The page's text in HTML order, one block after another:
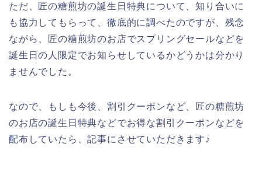
ただ、匠の糖煎坊の誕生日特典について、知り合いに
も協力してもらって、徹底的に調べたのですが、残念
ながら、匠の糖煎坊のお店でスプリングセールなどを
誕生日の人限定でお知らせしているかどうかは分かり
ませんでした。
なので、もしも今後、割引クーポンなど、匠の糖煎坊
のお店の誕生日特典などでお得な割引クーポンなどを
配布していたら、記事にさせていただきます♪